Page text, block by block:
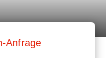
Anfrage